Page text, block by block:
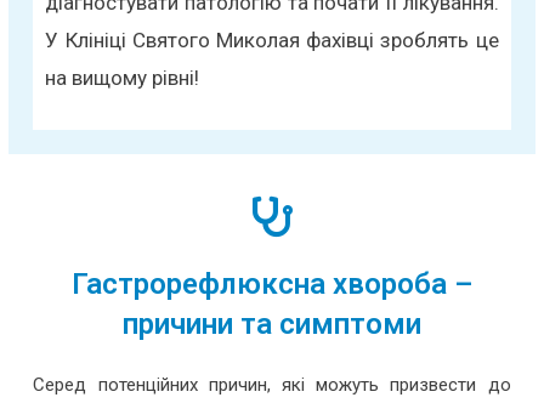
У Клініці Святого Миколая фахівці зроблять це
на вищому рівні!
Гастрорефлюксна хвороба –
причини та симптоми
Серед потенційних причин, які можуть призвести до